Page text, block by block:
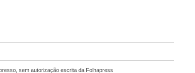
sem autorização escrita da Folhapress